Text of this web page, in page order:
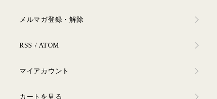
メルマガ登録・解除
RSS / ATOM
マイアカウント
カートを見る